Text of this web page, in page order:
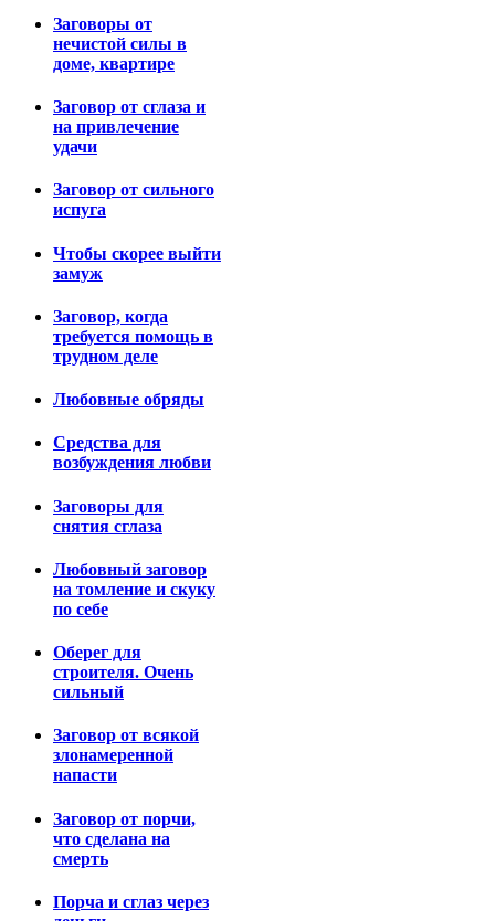
Заговоры от
нечистой силы в
доме, квартире
Заговор от сглаза и
на привлечение
удачи
Заговор от сильного
испуга
Чтобы скорее выйти
замуж
Заговор, когда
требуется помощь в
трудном деле
Любовные обряды
Средства для
возбуждения любви
Заговоры для
снятия сглаза
Любовный заговор
на томление и скуку
по себе
Оберег для
строителя. Очень
сильный
Заговор от всякой
злонамеренной
напасти
Заговор от порчи,
что сделана на
смерть
Порча и сглаз через